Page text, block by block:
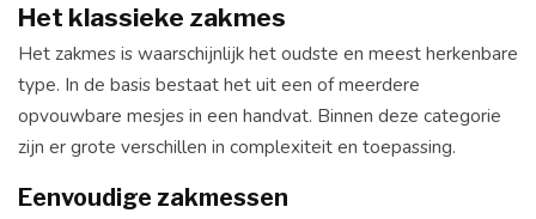
Het klassieke zakmes
Het zakmes is waarschijnlijk het oudste en meest herkenbare
type. In de basis bestaat het uit een of meerdere
opvouwbare mesjes in een handvat. Binnen deze categorie
zijn er grote verschillen in complexiteit en toepassing.
Eenvoudige zakmessen